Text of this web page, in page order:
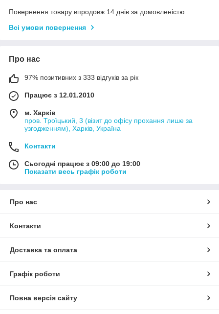
Повернення товару впродовж 14 днів за домовленістю
Всі умови повернення
Про нас
97% позитивних з 333 відгуків за рік
Працює з 12.01.2010
м. Харків
пров. Троїцький, 3 (візит до офісу прохання лише за
узгодженням), Харків, Україна
Контакти
Сьогодні працює з 09:00 до 19:00
Показати весь графік роботи
Про нас
Контакти
Доставка та оплата
Графік роботи
Повна версія сайту